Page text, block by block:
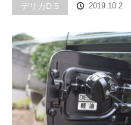
デリカD:5 2019.10.2